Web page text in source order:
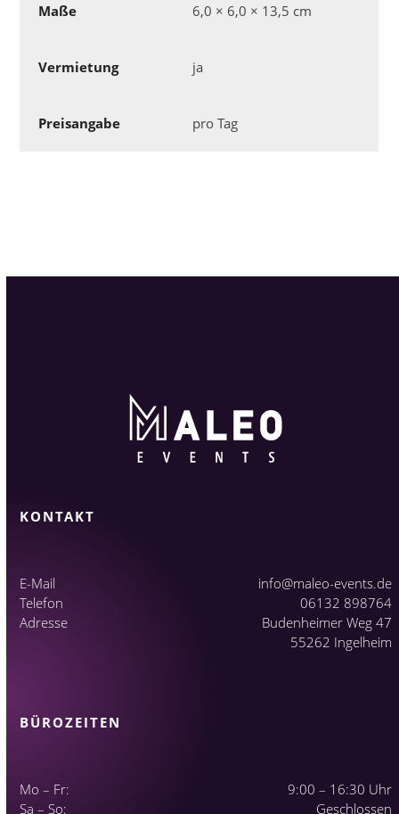
Maße 6,0 × 6,0 × 13,5 cm
Vermietung ja
Preisangabe pro Tag
KONTAKT
E-Mail
info@maleo-events.de
Telefon
06132 898764
Adresse
Budenheimer Weg 47
55262 Ingelheim
BÜROZEITEN
Mo – Fr:
9:00 – 16:30 Uhr
Sa – So:
Geschlossen